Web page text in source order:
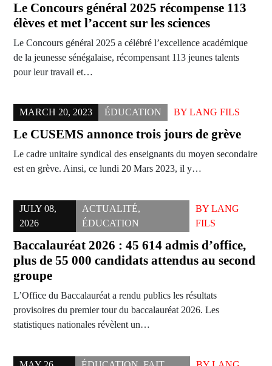
Le Concours général 2025 récompense 113
élèves et met l’accent sur les sciences
Le Concours général 2025 a célébré l’excellence académique
de la jeunesse sénégalaise, récompensant 113 jeunes talents
pour leur travail et…
MARCH 20, 2023 ÉDUCATION BY LANG FILS
Le CUSEMS annonce trois jours de grève
Le cadre unitaire syndical des enseignants du moyen secondaire
est en grève. Ainsi, ce lundi 20 Mars 2023, il y…
JULY 08,
2026
ACTUALITÉ,
ÉDUCATION
BYLANG
FILS
Baccalauréat 2026 : 45 614 admis d’office,
plus de 55 000 candidats attendus au second
groupe
L’Office du Baccalauréat a rendu publics les résultats
provisoires du premier tour du baccalauréat 2026. Les
statistiques nationales révèlent un…